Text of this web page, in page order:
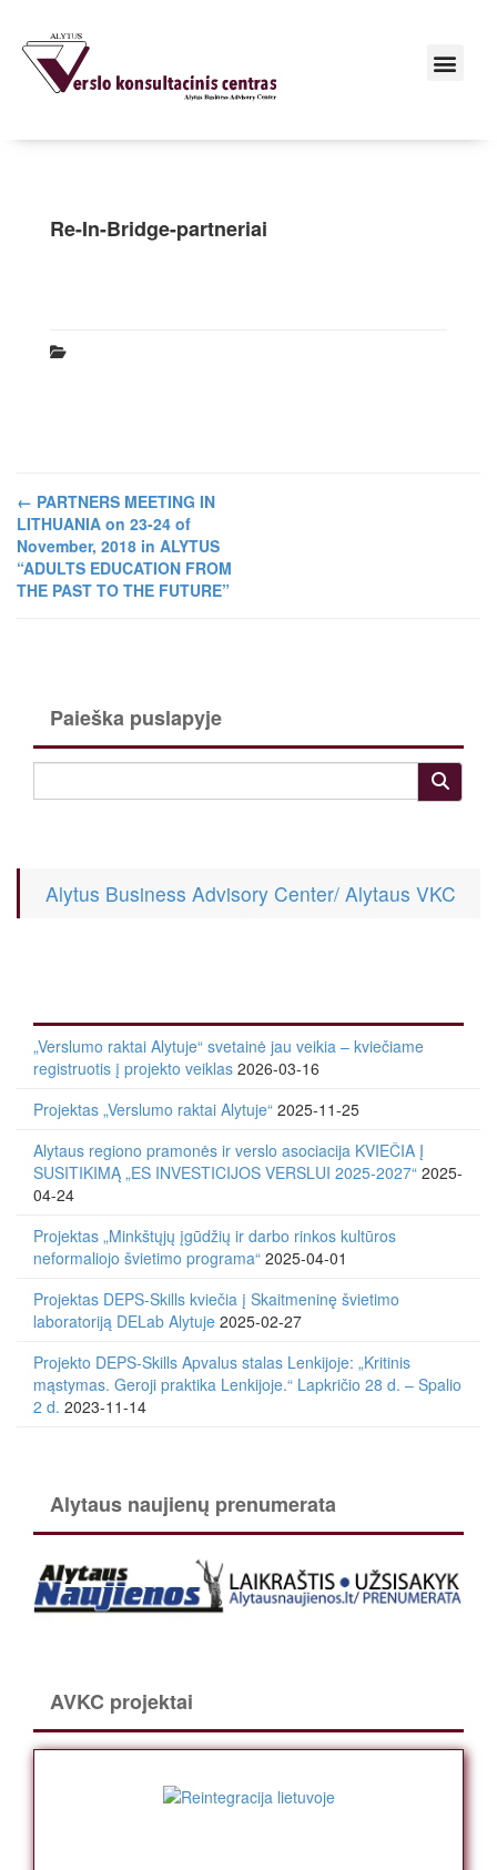
Re-In-Bridge-partneriai
← PARTNERS MEETING IN
LITHUANIA on 23-24 of
November, 2018 in ALYTUS
“ADULTS EDUCATION FROM
THE PAST TO THE FUTURE”
Paieška puslapyje
Alytus Business Advisory Center/ Alytaus VKC
„Verslumo raktai Alytuje“ svetainė jau veikia – kviečiame
registruotis į projekto veiklas 2026-03-16
Projektas „Verslumo raktai Alytuje“ 2025-11-25
Alytaus regiono pramonės ir verslo asociacija KVIEČIA Į
SUSITIKIMĄ „ES INVESTICIJOS VERSLUI 2025-2027“ 2025-
04-24
Projektas „Minkštųjų įgūdžių ir darbo rinkos kultūros
neformaliojo švietimo programa“ 2025-04-01
Projektas DEPS-Skills kviečia į Skaitmeninę švietimo
laboratoriją DELab Alytuje 2025-02-27
Projekto DEPS-Skills Apvalus stalas Lenkijoje: „Kritinis
mąstymas. Geroji praktika Lenkijoje.“ Lapkričio 28 d. – Spalio
2 d. 2023-11-14
Alytaus naujienų prenumerata
AVKC projektai